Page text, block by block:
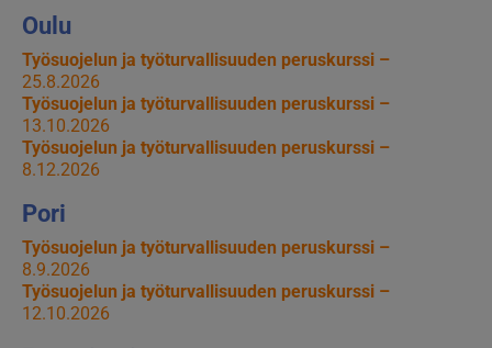
Oulu
Työsuojelun ja työturvallisuuden peruskurssi –
25.8.2026
Työsuojelun ja työturvallisuuden peruskurssi –
13.10.2026
Työsuojelun ja työturvallisuuden peruskurssi –
8.12.2026
Pori
Työsuojelun ja työturvallisuuden peruskurssi –
8.9.2026
Työsuojelun ja työturvallisuuden peruskurssi –
12.10.2026